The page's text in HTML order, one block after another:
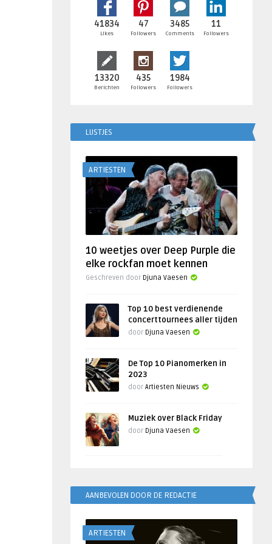
41834
Likes
47
Followers
3485
Comments
11
Followers
13320
Berichten
435
Followers
1984
Followers
LIJSTJES
ARTIESTEN
10 weetjes over Deep Purple die
elke rockfan moet kennen
Geschreven door Djuna Vaesen
Top 10 best verdienende
concerttournees aller tijden
door Djuna Vaesen
De Top 10 Pianomerken in
2023
door Artiesten Nieuws
Muziek over Black Friday
door Djuna Vaesen
AANBEVOLEN DOOR DE REDACTIE
ARTIESTEN